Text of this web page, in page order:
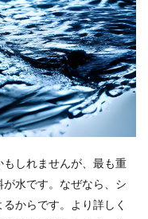
しれませんが、最も重
水です。なぜなら、シ
からです。より詳しく